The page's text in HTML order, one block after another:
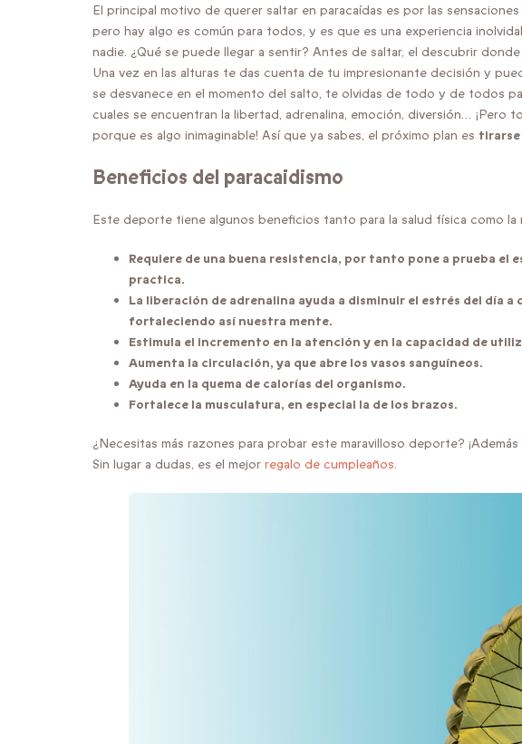
El principal motivo de querer saltar en paracaídas es por las
pero hay algo es común para todos, y es que es una experiencia
nadie. ¿Qué se puede llegar a sentir? Antes de saltar, el descubrir
Una vez en las alturas te das cuenta de tu impresionante decisión y
se desvanece en el momento del salto, te olvidas de todo y de todos
cuales se encuentran la libertad, adrenalina, emoción, diversión… ¡Pero
porque es algo inimaginable! Así que ya sabes, el próximo plan es tirarse
Beneficios del paracaidismo
Este deporte tiene algunos beneficios tanto para la salud física como la
Requiere de una buena resistencia, por tanto pone a prueba el
practica.
La liberación de adrenalina ayuda a disminuir el estrés del día
fortaleciendo así nuestra mente.
Estimula el incremento en la atención y en la capacidad de
Aumenta la circulación, ya que abre los vasos sanguíneos.
Ayuda en la quema de calorías del organismo.
Fortalece la musculatura, en especial la de los brazos.
¿Necesitas más razones para probar este maravilloso deporte?
Sin lugar a dudas, es el mejor regalo de cumpleaños.